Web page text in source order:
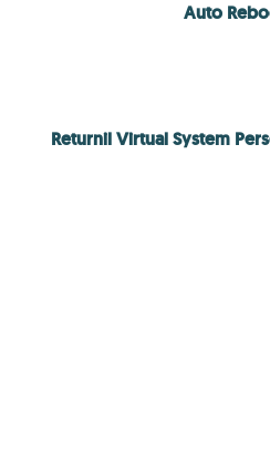
Auto
Returnil Virtual System